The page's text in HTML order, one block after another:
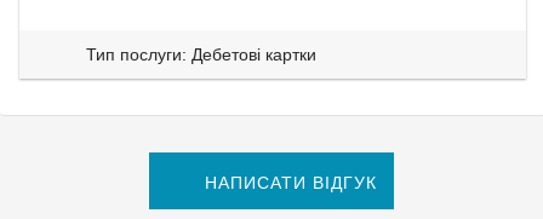
Тип послуги: Дебетові картки
НАПИСАТИ ВІДГУК